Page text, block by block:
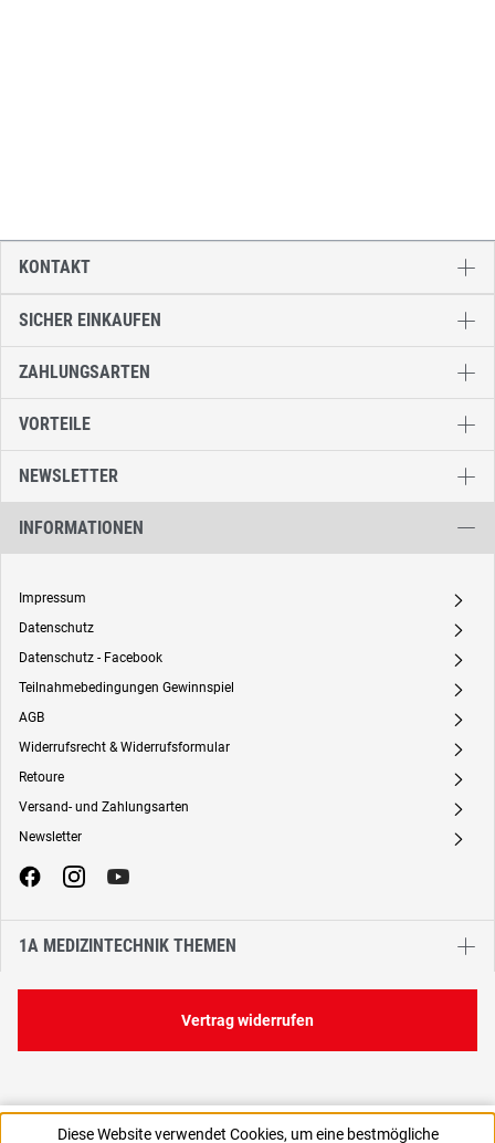
6,64 €
SICHER EINKAUFEN
ZAHLUNGSARTEN
VORTEILE
NEWSLETTER
INFORMATIONEN
Impressum A
Datenschutz A
Datenschutz - Facebook A
Teilnahmebedingungen Gewinnspiel A
AGB A
Widerrufsrecht & Widerrufsformular A
Retoure A
Versand- und Zahlungsarten A
Newsletter A
1A MEDIZINTECHNIK THEMEN
KONTAKT
Vertrag widerrufen
Diese Website verwendet Cookies, um eine bestmögliche